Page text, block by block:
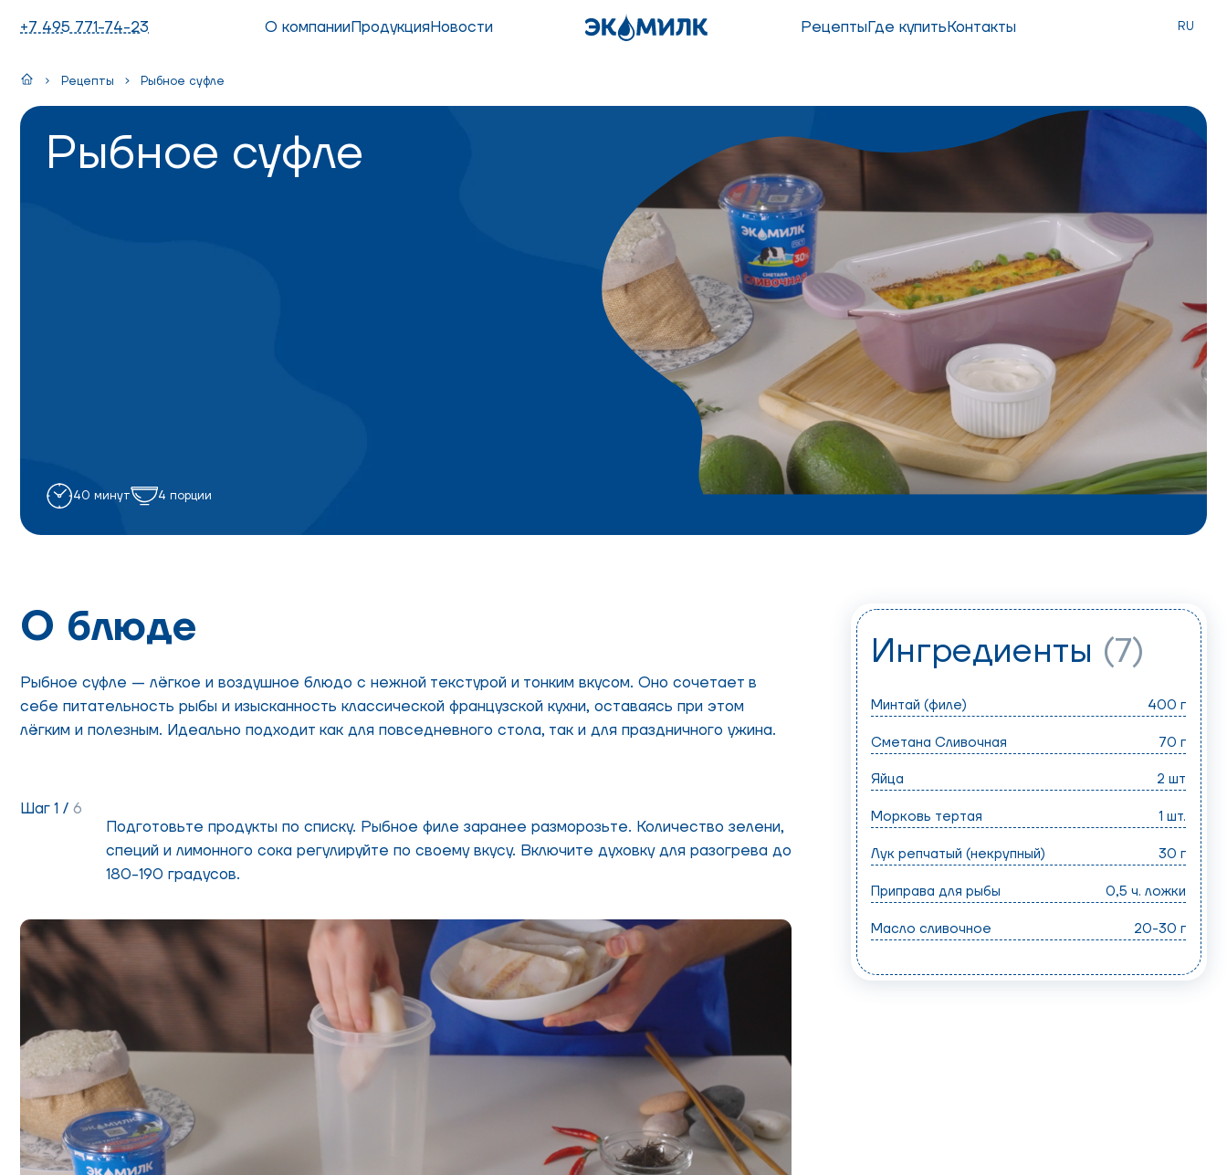
+7 495 771-74-23 О компанииПродукцияНовости РецептыГде купитьКонтакты RU
Рецепты Рыбное суфле
Рыбное суфле
40 минут 4 порции
О блюде
Рыбное суфле — лёгкое и воздушное блюдо с нежной текстурой и тонким вкусом. Оно сочетает в
себе питательность рыбы и изысканность классической французской кухни, оставаясь при этом
лёгким и полезным. Идеально подходит как для повседневного стола, так и для праздничного ужина.
Ингредиенты (7)
Минтай (филе) 400 г
Сметана Сливочная 70 г
Яйца 2 шт
Морковь тертая 1 шт.
Лук репчатый (некрупный) 30 г
Приправа для рыбы 0,5 ч. ложки
Масло сливочное 20-30 г
Шаг 1 /6
Подготовьте продукты по списку. Рыбное филе заранее разморозьте. Количество зелени,
специй и лимонного сока регулируйте по своему вкусу. Включите духовку для разогрева до
180-190 градусов.